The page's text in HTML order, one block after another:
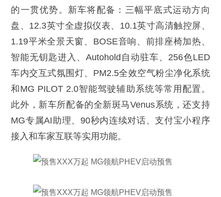
的一贯优势。新车将配备：三幅平底式运动方向
盘、12.3英寸全虚拟仪表、10.1英寸高清触控屏、
1.19平米全景天窗、BOSE音响、前排座椅加热、
智能无钥匙进入、Autohold自动驻车、256色LED
车内交互式氛围灯、PM2.5全效空气粉尘净化系统
和MG PILOT 2.0智能驾驶辅助系统等常用配置。
此外，新车所配备的全新斑马Venus系统，还支持
MG专属AI助理、90秒内连续对话、支付宝小程序
接入和车家互联等实用功能。